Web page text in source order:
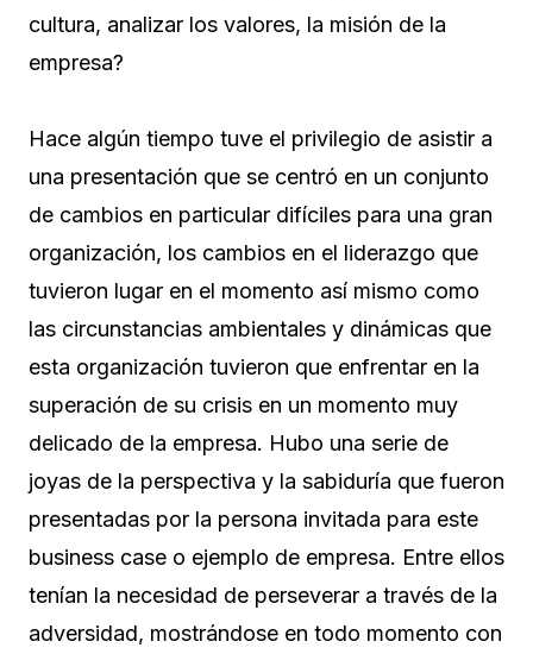
cultura, analizar los valores, la misión de la
empresa?
Hace algún tiempo tuve el privilegio de asistir a
una presentación que se centró en un conjunto
de cambios en particular difíciles para una gran
organización, los cambios en el liderazgo que
tuvieron lugar en el momento así mismo como
las circunstancias ambientales y dinámicas que
esta organización tuvieron que enfrentar en la
superación de su crisis en un momento muy
delicado de la empresa. Hubo una serie de
joyas de la perspectiva y la sabiduría que fueron
presentadas por la persona invitada para este
business case o ejemplo de empresa. Entre ellos
tenían la necesidad de perseverar a través de la
adversidad, mostrándose en todo momento con